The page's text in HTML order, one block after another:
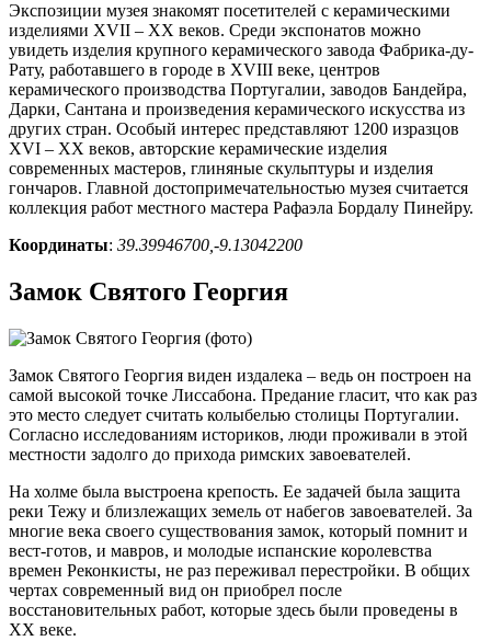
Экспозиции музея знакомят посетителей с керамическими
изделиями XVII – XX веков. Среди экспонатов можно
увидеть изделия крупного керамического завода Фабрика-ду-
Рату, работавшего в городе в XVIII веке, центров
керамического производства Португалии, заводов Бандейра,
Дарки, Сантана и произведения керамического искусства из
других стран. Особый интерес представляют 1200 изразцов
XVI – XX веков, авторские керамические изделия
современных мастеров, глиняные скульптуры и изделия
гончаров. Главной достопримечательностью музея считается
коллекция работ местного мастера Рафаэла Бордалу Пинейру.
Координаты: 39.39946700,-9.13042200
Замок Святого Георгия
Замок Святого Георгия виден издалека – ведь он построен на
самой высокой точке Лиссабона. Предание гласит, что как раз
это место следует считать колыбелью столицы Португалии.
Согласно исследованиям историков, люди проживали в этой
местности задолго до прихода римских завоевателей.
На холме была выстроена крепость. Ее задачей была защита
реки Тежу и близлежащих земель от набегов завоевателей. За
многие века своего существования замок, который помнит и
вест-готов, и мавров, и молодые испанские королевства
времен Реконкисты, не раз переживал перестройки. В общих
чертах современный вид он приобрел после
восстановительных работ, которые здесь были проведены в
XX веке.